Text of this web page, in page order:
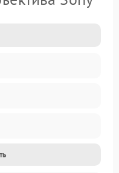
объектив с мотором/